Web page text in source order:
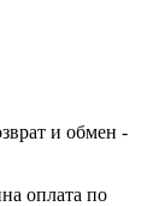
и обмен -
оплата по